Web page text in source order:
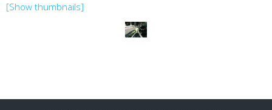
[Show thumbnails]